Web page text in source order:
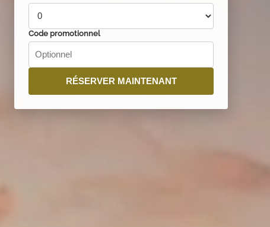
Code promotionnel
RÉSERVER MAINTENANT